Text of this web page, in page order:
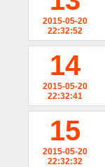
2015-05-20
22:32:52
14
2015-05-20
22:32:41
15
2015-05-20
22:32:32